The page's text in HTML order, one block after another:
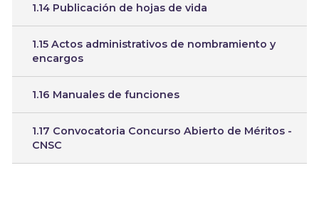
1.14 Publicación de hojas de vida
1.15 Actos administrativos de nombramiento y
encargos
1.16 Manuales de funciones
1.17 Convocatoria Concurso Abierto de Méritos -
CNSC